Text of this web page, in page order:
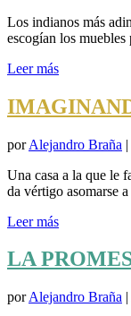
Los indianos más
escogían los muebles
Leer más
porAlejandro Braña |
Una casa a la que le
da vértigo asomarse
Leer más
LA
porAlejandro Braña |